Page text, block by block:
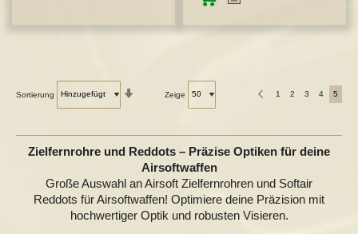
Sortierung
aufsteigender
Zurück
1 2 3 4 5
Zeige
Zielfernrohre und Reddots – Präzise Optiken für deine
Airsoftwaffen
Große Auswahl an Airsoft Zielfernrohren und Softair
Reddots für Airsoftwaffen! Optimiere deine Präzision mit
hochwertiger Optik und robusten Visieren.